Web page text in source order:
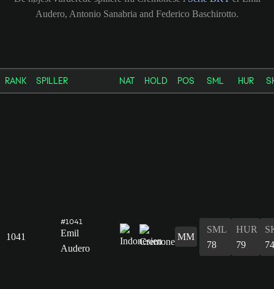
Audero, Antonio Sanabria and Federico Baschirotto.
RANK SPILLER NAT HOLD POS SML HUR
1041
#1041
Emil
Audero
MM
SML
78
HUR
79
74